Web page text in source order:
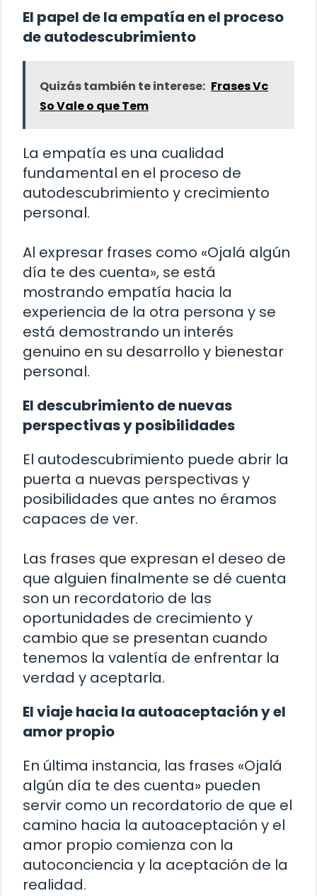
El papel de la empatía en el proceso
de autodescubrimiento
Quizás también te interese: Frases Vc
So Vale o que Tem
La empatía es una cualidad
fundamental en el proceso de
autodescubrimiento y crecimiento
personal.
Al expresar frases como «Ojalá algún
día te des cuenta», se está
mostrando empatía hacia la
experiencia de la otra persona y se
está demostrando un interés
genuino en su desarrollo y bienestar
personal.
El descubrimiento de nuevas
perspectivas y posibilidades
El autodescubrimiento puede abrir la
puerta a nuevas perspectivas y
posibilidades que antes no éramos
capaces de ver.
Las frases que expresan el deseo de
que alguien finalmente se dé cuenta
son un recordatorio de las
oportunidades de crecimiento y
cambio que se presentan cuando
tenemos la valentía de enfrentar la
verdad y aceptarla.
El viaje hacia la autoaceptación y el
amor propio
En última instancia, las frases «Ojalá
algún día te des cuenta» pueden
servir como un recordatorio de que el
camino hacia la autoaceptación y el
amor propio comienza con la
autoconciencia y la aceptación de la
realidad.